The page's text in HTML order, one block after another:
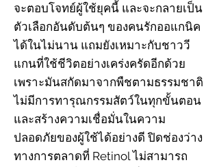
จะตอบโจทย์ผู้ใช้ยุคนี้ และจะกลายเป็น
ตัวเลือกอันดับต้นๆ ของคนรักออแกนิค
ได้ในไม่นาน แถมยังเหมาะกับชาววี
แกนที่ใช้ชีวิตอย่างเคร่งครัดอีกด้วย
เพราะมันสกัดมาจากพืชตามธรรมชาติ
ไม่มีการทารุณกรรมสัตว์ในทุกขั้นตอน
และสร้างความเชื่อมั่นในความ
ปลอดภัยของผู้ใช้ได้อย่างดี ปิดช่องว่าง
ทางการตลาดที่ Retinol ไม่สามารถ